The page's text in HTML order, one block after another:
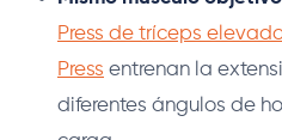
Press de tríceps elevado
Press entrenan la
diferentes ángulos de